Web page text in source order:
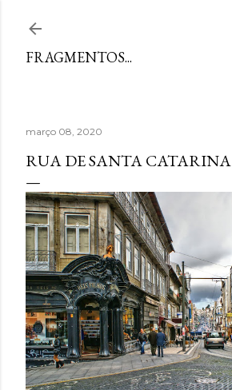
FRAGMENTOS...
março 08, 2020
RUA DE SANTA CATARINA